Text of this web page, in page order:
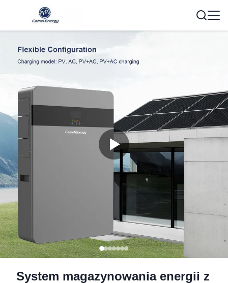
System magazynowania energii z